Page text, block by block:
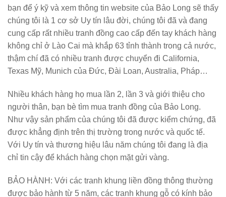
bạn để ý kỹ và xem thông tin website của Bảo Long sẽ thấy
chúng tôi là 1 cơ sở Uy tín lâu đời, chúng tôi đã và đang
cung cấp rất nhiều tranh đồng cao cấp đến tay khách hàng
không chỉ ở Lào Cai mà khắp 63 tỉnh thành trong cả nước,
thậm chí đã có nhiều tranh được chuyển đi California,
Texas Mỹ, Munich của Đức, Đài Loan, Australia, Pháp…
Nhiều khách hàng họ mua lần 2, lần 3 và giới thiệu cho
người thân, bạn bè tìm mua tranh đồng của Bảo Long.
Như vậy sản phẩm của chúng tôi đã được kiểm chứng, đã
được khẳng định trên thị trường trong nước và quốc tế.
Với Uy tín và thương hiệu lâu năm chúng tôi đang là địa
chỉ tin cậy để khách hàng chọn mặt gửi vàng.
BẢO HÀNH: Với các tranh khung liền đồng thông thường
được bảo hành từ 5 năm, các tranh khung gỗ có kính bảo